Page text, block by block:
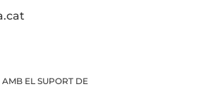
AMB EL SUPORT DE